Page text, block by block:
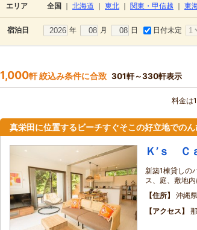
エリア 全国 北海道 東北 関東・甲信越 東
宿泊日 年 月 日 日付未定
1,000軒 絞込み条件に合致 301軒～330軒表示
料金は
真栄田に位置するビーチすぐそこの好立地でのん
Ｋ’ｓ Ｃ
新築1棟貸しの
ス、庭、敷地
住所
沖縄
アクセス